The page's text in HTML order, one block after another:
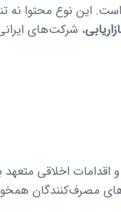
نوع محتوا نه
، شرکت‌های
اقدامات اخلاقی متعهد
مصرف‌کنندگان